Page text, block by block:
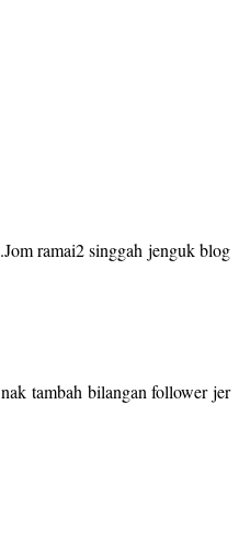
ramai2 singgah jenguk blog
tambah bilangan follower jer